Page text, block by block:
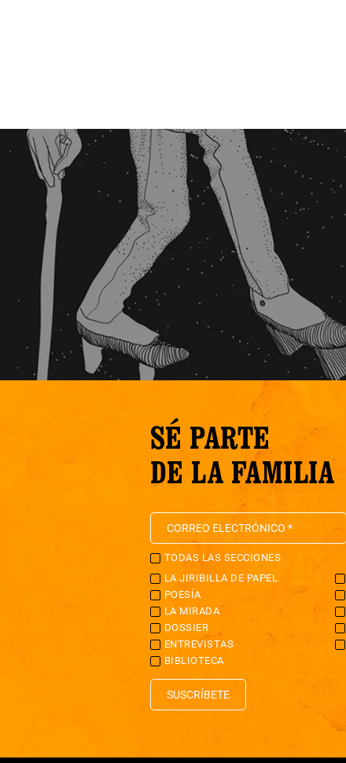
SÉ PARTE
DE LA FAMILIA
TODAS LAS SECCIONES
LA JIRIBILLA DE PAPEL
POESÍA
LA MIRADA
DOSSIER
ENTREVISTAS
BIBLIOTECA
SUSCRÍBETE